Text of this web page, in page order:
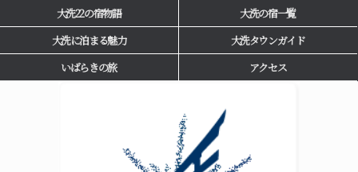
大洗22の宿物語
大洗の宿一覧
大洗に泊まる魅力
大洗タウンガイド
いばらきの旅
アクセス